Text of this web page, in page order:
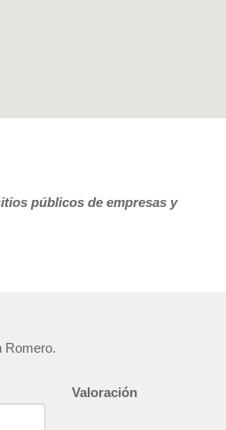
públicos de empresas y
Romero.
Valoración